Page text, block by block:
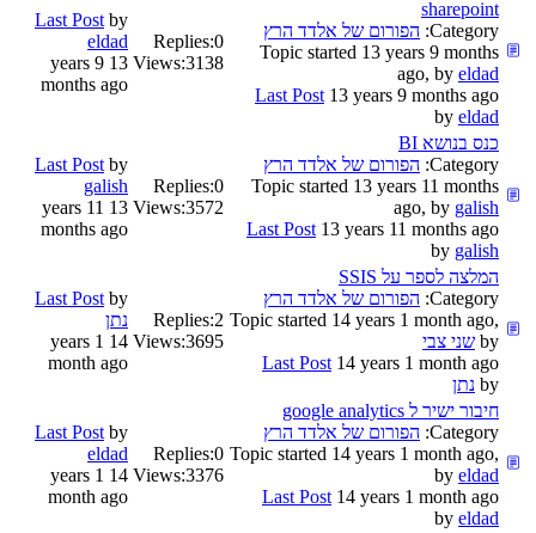
sharepoint
Category: הפורום של אלדד הרץ
Topic started 13 years 9 months
ago, by eldad
Last Post 13 years 9 months ago
by eldad
Replies:0
Views:3138
Last Post by
eldad
13 years 9
months ago
כנס בנושא BI
Category: הפורום של אלדד הרץ
Topic started 13 years 11 months
ago, by galish
Last Post 13 years 11 months ago
by galish
Replies:0
Views:3572
Last Post by
galish
13 years 11
months ago
המלצה לספר על SSIS
Category: הפורום של אלדד הרץ
Topic started 14 years 1 month ago,
by שני צבי
Last Post 14 years 1 month ago
by נתן
Replies:2
Views:3695
Last Post by
נתן
14 years 1
month ago
חיבור ישיר ל google analytics
Category: הפורום של אלדד הרץ
Topic started 14 years 1 month ago,
by eldad
Last Post 14 years 1 month ago
by eldad
Replies:0
Views:3376
Last Post by
eldad
14 years 1
month ago